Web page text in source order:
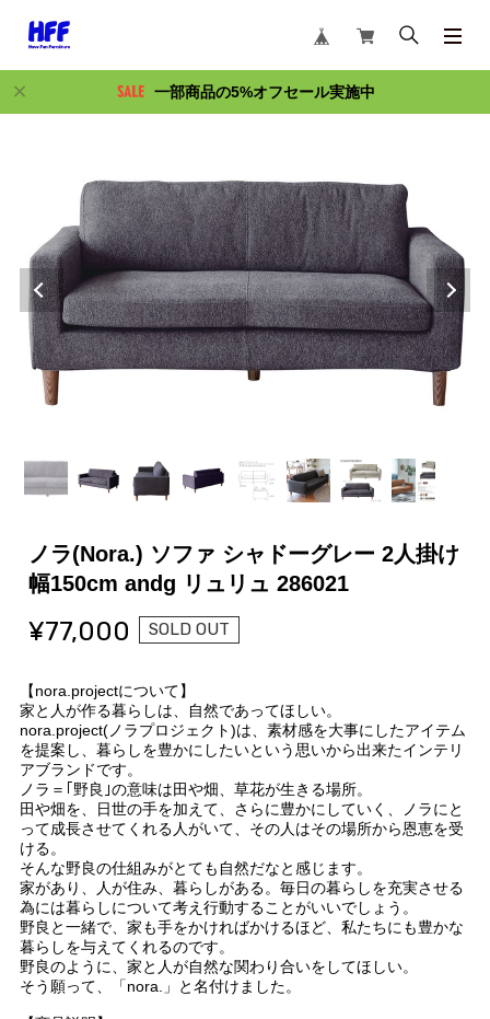
一部商品の5%オフセール実施中
ノラ(Nora.) ソファ シャドーグレー 2人掛け
幅150cm andg リュリュ 286021
¥77,000 SOLD OUT
【nora.projectについて】
家と人が作る暮らしは、自然であってほしい。
nora.project(ノラプロジェクト)は、素材感を大事にしたアイテム
を提案し、暮らしを豊かにしたいという思いから出来たインテリ
アブランドです。
ノラ＝｢野良｣の意味は田や畑、草花が生きる場所。
田や畑を、日世の手を加えて、さらに豊かにしていく、ノラにと
って成長させてくれる人がいて、その人はその場所から恩恵を受
ける。
そんな野良の仕組みがとても自然だなと感じます。
家があり、人が住み、暮らしがある。毎日の暮らしを充実させる
為には暮らしについて考え行動することがいいでしょう。
野良と一緒で、家も手をかければかけるほど、私たちにも豊かな
暮らしを与えてくれるのです。
野良のように、家と人が自然な関わり合いをしてほしい。
そう願って、「nora.」と名付けました。